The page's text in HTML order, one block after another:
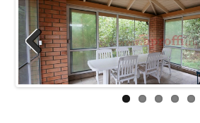
Previous